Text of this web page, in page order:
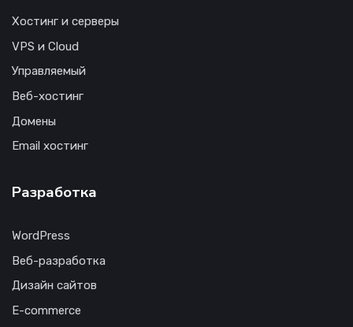
Хостинг и серверы
VPS и Cloud
Управляемый
Веб-хостинг
Домены
Email хостинг
Разработка
WordPress
Веб-разработка
Дизайн сайтов
E-commerce